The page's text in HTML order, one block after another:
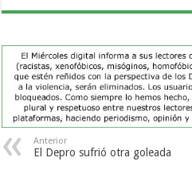
Anterior
El Depro sufrió otra goleada